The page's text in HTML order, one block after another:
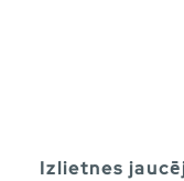
Izlietnes